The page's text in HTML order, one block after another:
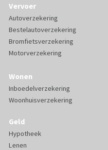
Vervoer
Autoverzekering
Bestelautoverzekering
Bromfietsverzekering
Motorverzekering
Wonen
Inboedelverzekering
Woonhuisverzekering
Geld
Hypotheek
Lenen